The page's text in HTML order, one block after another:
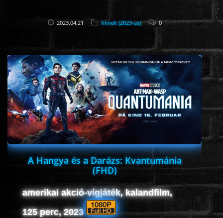
DRÁMA
ROMANTIKUS
HÁBORÚS
KATASZTRÓFA
WESTERN
2023.04.21 filmek (2023-as) 0
A Hangya és a Darázs: Kvantumánia
(FHD)
amerikai akció-vígjáték, kalandfilm,
125 perc, 2023